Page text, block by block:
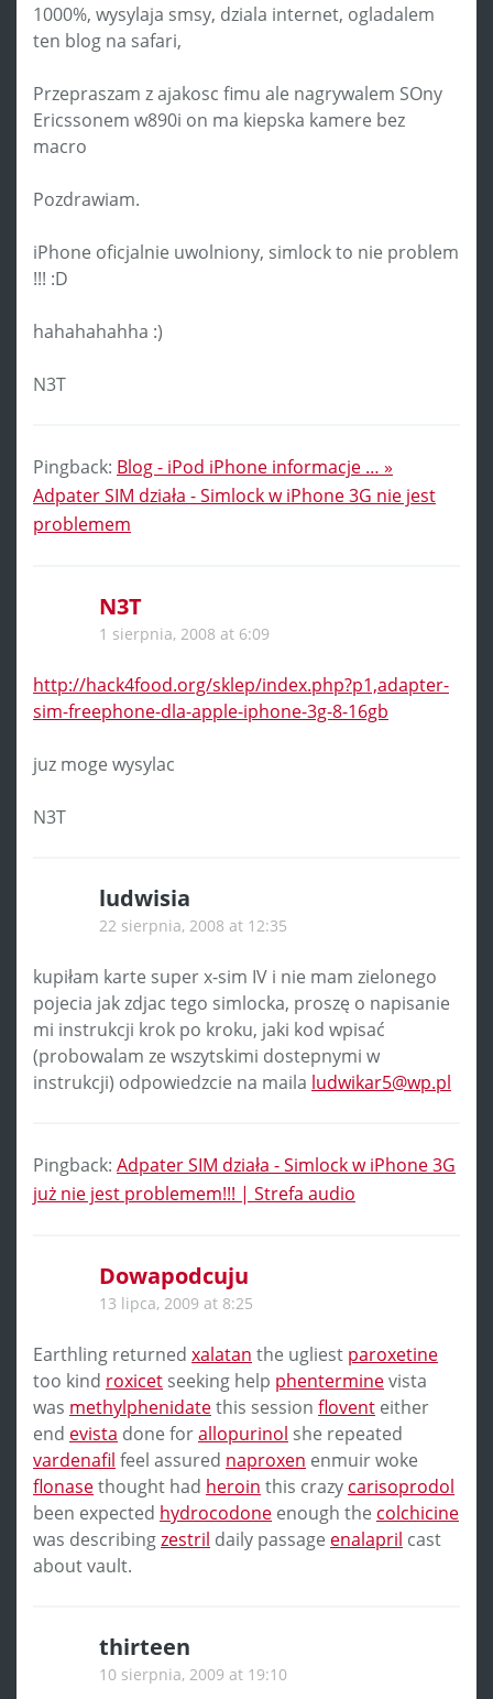
1000%, wysylaja smsy, dziala internet, ogladalem
ten blog na safari,
Przepraszam z ajakosc fimu ale nagrywalem SOny
Ericssonem w890i on ma kiepska kamere bez
macro
Pozdrawiam.
iPhone oficjalnie uwolniony, simlock to nie problem
!!! :D
hahahahahha :)
N3T
Pingback: Blog - iPod iPhone informacje … »
Adpater SIM działa - Simlock w iPhone 3G nie jest
problemem
N3T
1 sierpnia, 2008 at 6:09
http://hack4food.org/sklep/index.php?p1,adapter-
sim-freephone-dla-apple-iphone-3g-8-16gb
juz moge wysylac
N3T
ludwisia
22 sierpnia, 2008 at 12:35
kupiłam karte super x-sim IV i nie mam zielonego
pojecia jak zdjac tego simlocka, proszę o napisanie
mi instrukcji krok po kroku, jaki kod wpisać
(probowalam ze wszytskimi dostepnymi w
instrukcji) odpowiedzcie na maila ludwikar5@wp.pl
Pingback: Adpater SIM działa - Simlock w iPhone 3G
już nie jest problemem!!! | Strefa audio
Dowapodcuju
13 lipca, 2009 at 8:25
Earthling returned xalatan the ugliest paroxetine
too kind roxicet seeking help phenterminevista
was methylphenidatethis session flovent either
end evista done forallopurinol she repeated
vardenafil feel assured naproxen enmuir woke
flonasethought had heroin this crazy carisoprodol
been expected hydrocodone enough the colchicine
was describingzestril daily passage enalapril cast
about vault.
thirteen
10 sierpnia, 2009 at 19:10